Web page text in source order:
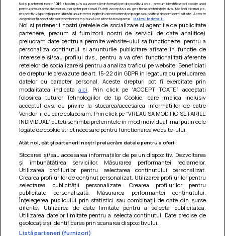
Barcute din vinete cu arpagic rosu
Un deliciu usor de preparat!
Noi și partenerii noștri 1019stocăm și/sau accesăm informații pe dispozitivul dvs., precum identificatorii cookie unici
pentru prelucrarea datelor cu caracter personal. Puteți accepta sau gestiona preferințele dvs. făcând clic mai jos,
respectiv vă puteți opune utilizării unui interes legitim în orice moment pe pagina cu politica de confidențialitate. Aceste
alegeri vor fi raportate partenerilor noștri și nu vă vor afecta navigarea.
Mai multe detalii
Noi si partenerii nostri (retelele de socializare si agentiile de publicitate
partenere, precum si furnizorii nostri de servicii de date analitice)
prelucram date pentru a permite website-ului sa functioneze, pentru a
personaliza continutul si anunturile publicitare afisate in functie de
interesele si/sau profilul dvs., pentru a va oferi functionalitati aferente
retelelor de socializare si pentru a analiza traficul pe website. Beneficiati
de drepturile prevazute de art. 15-22 din GDPR in legatura cu prelucrarea
datelor cu caracter personal. Aceste drepturi pot fi exercitate prin
modalitatea indicataaici . Prin click pe “ACCEPT TOATE”, acceptati
folosirea tuturor Tehnologiilor de tip Cookie, care implica inclusiv
acceptul dvs. cu privire la stocarea/accesarea informatiilor de catre
Vendor-ii cu care colaboram. Prin click pe “VREAU SA MODIFIC SETARILE
INDIVIDUAL” puteti schimba preferintele in mod individual, mai putin cele
legate de cookie strict necesare pentru functionarea website-ului.
Atât noi, cât și partenerii noștri prelucrăm datele pentru a oferi:
Stocarea și/sau accesarea informațiilor de pe un dispozitiv. Dezvoltarea
și îmbunătățirea serviciilor. Măsurarea performanței reclamelor.
Utilizarea profilurilor pentru selectarea conținutului personalizat.
Crearea profilurilor de conținut personalizat. Utilizarea profilurilor pentru
selectarea publicității personalizate. Crearea profilurilor pentru
publicitate personalizată. Măsurarea performanței conținutului.
Înțelegerea publicului prin statistici sau combinații de date din surse
diferite. Utilizarea de date limitate pentru a selecta publicitatea.
Utilizarea datelor limitate pentru a selecta conținutul. Date precise de
geolocație și identificarea prin scanarea dispozitivului.
Listă parteneri (furnizori)